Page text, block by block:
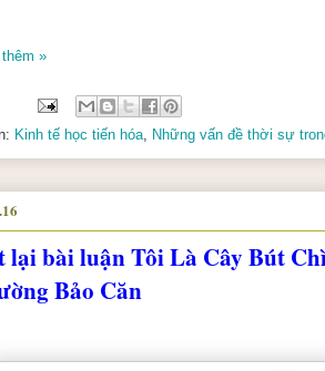
»
Kinh tế học tiến hóa Những vấn đề thời sự
lại bài luận Tôi Là Cây Bút
Bảo Căn